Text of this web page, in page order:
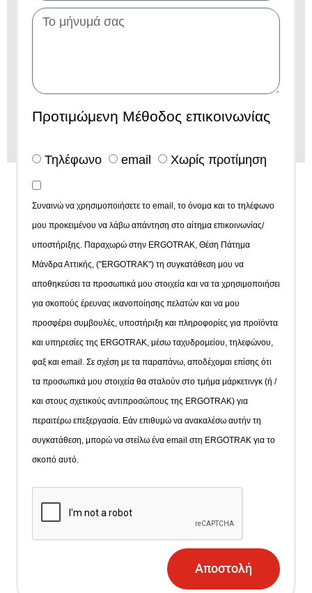
Προτιμώμενη Μέθοδος επικοινωνίας
Τηλέφωνο email Χωρίς προτίμηση
Συναινώ να χρησιμοποιήσετε το email, το όνομα και το τηλέφωνο
μου προκειμένου να λάβω απάντηση στο αίτημα επικοινωνίας/
υποστήριξης. Παραχωρώ στην ERGOTRAK, Θέση Πάτημα
Μάνδρα Αττικής, ("ERGOTRAK") τη συγκατάθεση μου να
αποθηκεύσει τα προσωπικά μου στοιχεία και να τα χρησιμοποιήσει
για σκοπούς έρευνας ικανοποίησης πελατών και να μου
προσφέρει συμβουλές, υποστήριξη και πληροφορίες για προϊόντα
και υπηρεσίες της ERGOTRAK, μέσω ταχυδρομείου, τηλεφώνου,
φαξ και email. Σε σχέση με τα παραπάνω, αποδέχομαι επίσης ότι
τα προσωπικά μου στοιχεία θα σταλούν στο τμήμα μάρκετινγκ (ή /
και στους σχετικούς αντιπροσώπους της ERGOTRAK) για
περαιτέρω επεξεργασία. Εάν επιθυμώ να ανακαλέσω αυτήν τη
συγκατάθεση, μπορώ να στείλω ένα email στη ERGOTRAK για το
σκοπό αυτό.
Αποστολή